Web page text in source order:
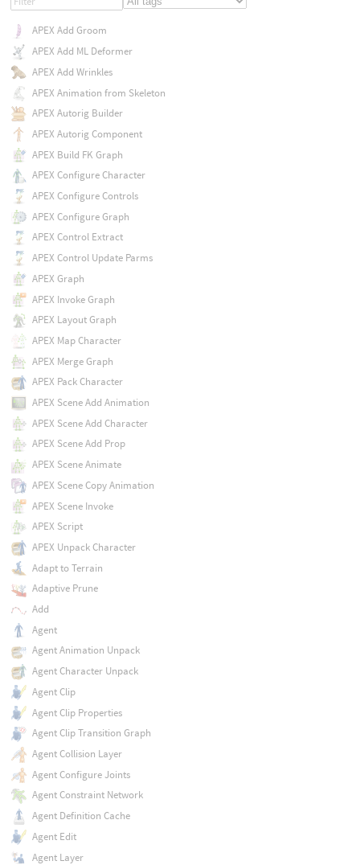
APEX Add Groom
APEX Add ML Deformer
APEX Add Wrinkles
APEX Animation from Skeleton
APEX Autorig Builder
APEX Autorig Component
APEX Build FK Graph
APEX Configure Character
APEX Configure Controls
APEX Configure Graph
APEX Control Extract
APEX Control Update Parms
APEX Graph
APEX Invoke Graph
APEX Layout Graph
APEX Map Character
APEX Merge Graph
APEX Pack Character
APEX Scene Add Animation
APEX Scene Add Character
APEX Scene Add Prop
APEX Scene Animate
APEX Scene Copy Animation
APEX Scene Invoke
APEX Script
APEX Unpack Character
Adapt to Terrain
Adaptive Prune
Add
Agent
Agent Animation Unpack
Agent Character Unpack
Agent Clip
Agent Clip Properties
Agent Clip Transition Graph
Agent Collision Layer
Agent Configure Joints
Agent Constraint Network
Agent Definition Cache
Agent Edit
Agent Layer